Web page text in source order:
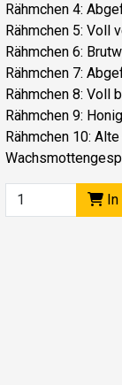
Rähmchen 4:
Rähmchen 5: Voll
Rähmchen 6:
Rähmchen 7:
Rähmchen 8: Voll
Rähmchen 9:
Rähmchen 10:
In